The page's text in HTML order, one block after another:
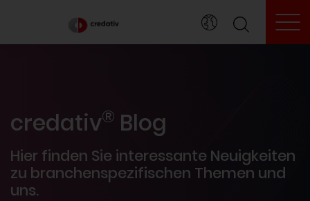
credativ® Blog
Hier finden Sie interessante Neuigkeiten
zu branchenspezifischen Themen und
uns.
Veranstaltungen
PostgreSQL®